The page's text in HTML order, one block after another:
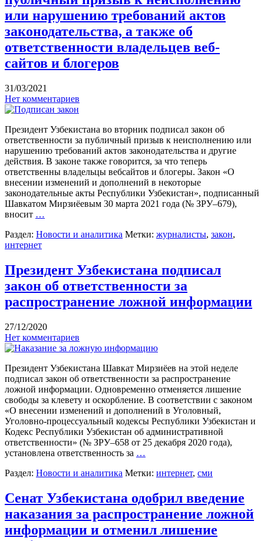
или нарушению требований актов
законодательства, а также об
ответственности владельцев веб-
сайтов и блогеров
31/03/2021
Нет комментариев
Президент Узбекистана во вторник подписал закон об
ответственности за публичный призыв к неисполнению или
нарушению требований актов законодательства и другие
действия. В законе также говорится, за что теперь
ответственны владельцы вебсайтов и блогеры. Закон «О
внесении изменений и дополнений в некоторые
законодательные акты Республики Узбекистан», подписанный
Шавкатом Мирзиёевым 30 марта 2021 года (№ ЗРУ–679),
вносит …
Раздел: Новости и аналитика Метки: журналисты, закон,
интернет
Президент Узбекистана подписал
закон об ответственности за
распространение ложной информации
27/12/2020
Нет комментариев
Президент Узбекистана Шавкат Мирзиёев на этой неделе
подписал закон об ответственности за распространение
ложной информации. Одновременно отменяется лишение
свободы за клевету и оскорбление. В соответствии с законом
«О внесении изменений и дополнений в Уголовный,
Уголовно-процессуальный кодексы Республики Узбекистан и
Кодекс Республики Узбекистан об административной
ответственности» (№ ЗРУ–658 от 25 декабря 2020 года),
установлена ответственность за …
Раздел: Новости и аналитика Метки: интернет, сми
Сенат Узбекистана одобрил введение
наказания за распространение ложной
информации и отменил лишение